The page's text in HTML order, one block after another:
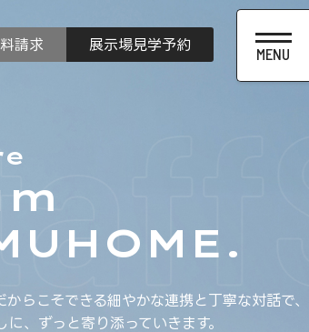
請求 展示場見学予約
からこそできる細やかな連携と丁寧な対話で、
に、ずっと寄り添っていきます。